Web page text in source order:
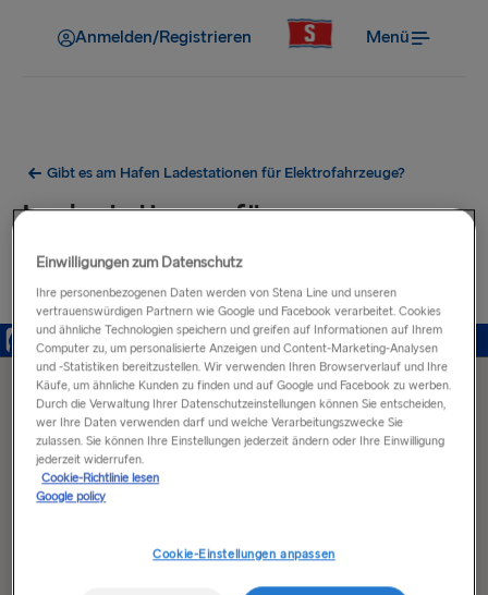
Anmelden/Registrieren Menü
Gibt es am Hafen Ladestationen für Elektrofahrzeuge?
Ladestationen für
Elektrofahrzeuge in der Nähe
des Hafens von Karlskrona
Einwilligungen zum Datenschutz
Ihre personenbezogenen Daten werden von Stena Line und unseren
vertrauenswürdigen Partnern wie Google und Facebook verarbeitet. Cookies
und ähnliche Technologien speichern und greifen auf Informationen auf Ihrem
Computer zu, um personalisierte Anzeigen und Content-Marketing-Analysen
und -Statistiken bereitzustellen. Wir verwenden Ihren Browserverlauf und Ihre
Käufe, um ähnliche Kunden zu finden und auf Google und Facebook zu werben.
Durch die Verwaltung Ihrer Datenschutzeinstellungen können Sie entscheiden,
wer Ihre Daten verwenden darf und welche Verarbeitungszwecke Sie
zulassen. Sie können Ihre Einstellungen jederzeit ändern oder Ihre Einwilligung
jederzeit widerrufen.
Cookie-Richtlinie lesen
Google policy
Cookie-Einstellungen anpassen